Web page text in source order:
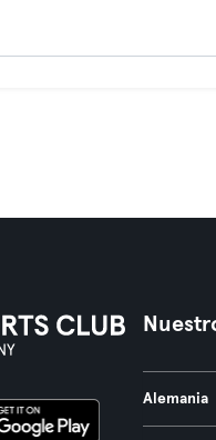
Alemania